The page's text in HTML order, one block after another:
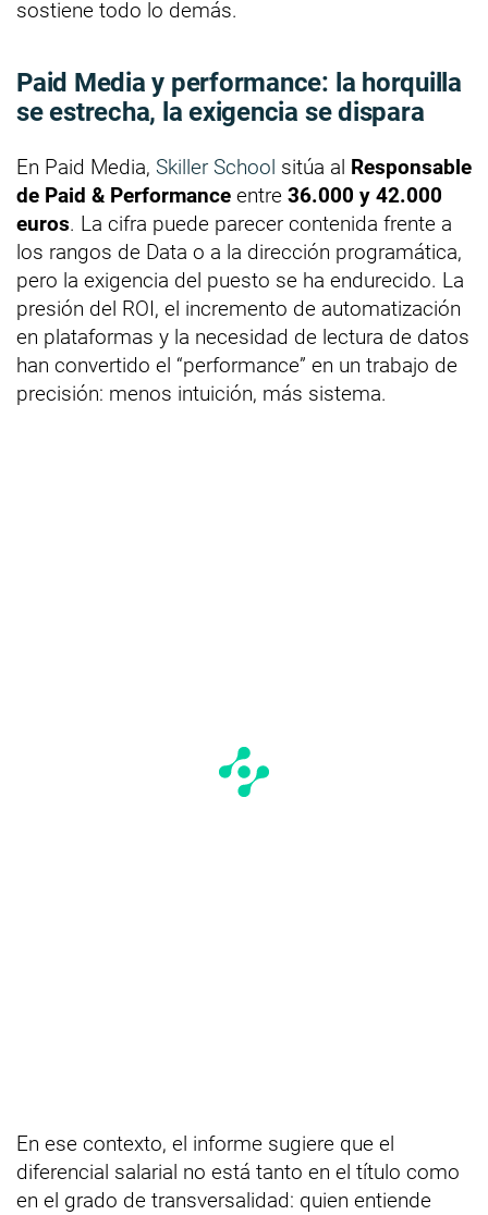
sostiene todo lo demás.
Paid Media y performance: la horquilla
se estrecha, la exigencia se dispara
En Paid Media, Skiller School sitúa al Responsable
de Paid & Performance entre 36.000 y 42.000
euros. La cifra puede parecer contenida frente a
los rangos de Data o a la dirección programática,
pero la exigencia del puesto se ha endurecido. La
presión del ROI, el incremento de automatización
en plataformas y la necesidad de lectura de datos
han convertido el “performance” en un trabajo de
precisión: menos intuición, más sistema.
En ese contexto, el informe sugiere que el
diferencial salarial no está tanto en el título como
en el grado de transversalidad: quien entiende